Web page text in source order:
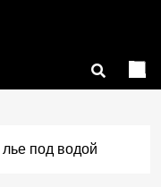
под водой